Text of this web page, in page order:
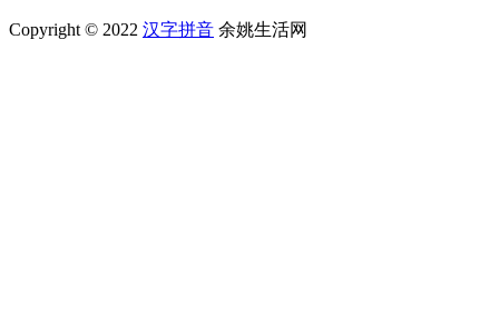
Copyright © 2022 汉字拼音 余姚生活网